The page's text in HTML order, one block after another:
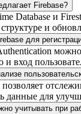
Firebase?
Database и
структуре и
для
и вход
данные для
учитывать при